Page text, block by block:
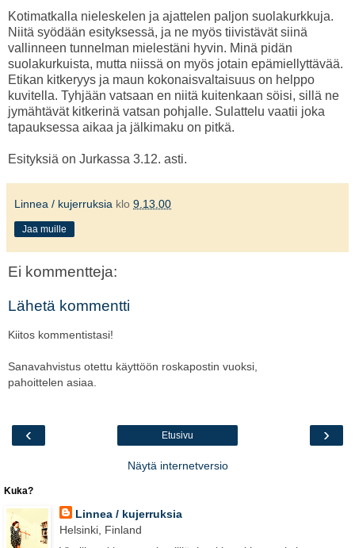
Kotimatkalla nieleskelen ja ajattelen paljon suolakurkkuja.
Niitä syödään esityksessä, ja ne myös tiivistävät siinä
vallinneen tunnelman mielestäni hyvin. Minä pidän
suolakurkuista, mutta niissä on myös jotain epämiellyttävää.
Etikan kitkeryys ja maun kokonaisvaltaisuus on helppo
kuvitella. Tyhjään vatsaan en niitä kuitenkaan söisi, sillä ne
jymähtävät kitkerinä vatsan pohjalle. Sulattelu vaatii joka
tapauksessa aikaa ja jälkimaku on pitkä.
Esityksiä on Jurkassa 3.12. asti.
Linnea / kujerruksia klo 9.13.00
Jaa muille
Ei kommentteja:
Lähetä kommentti
Kiitos kommentistasi!
Sanavahvistus otettu käyttöön roskapostin vuoksi,
pahoittelen asiaa.
‹ ›
Etusivu
Näytä internetversio
Kuka?
Linnea / kujerruksia
Helsinki, Finland